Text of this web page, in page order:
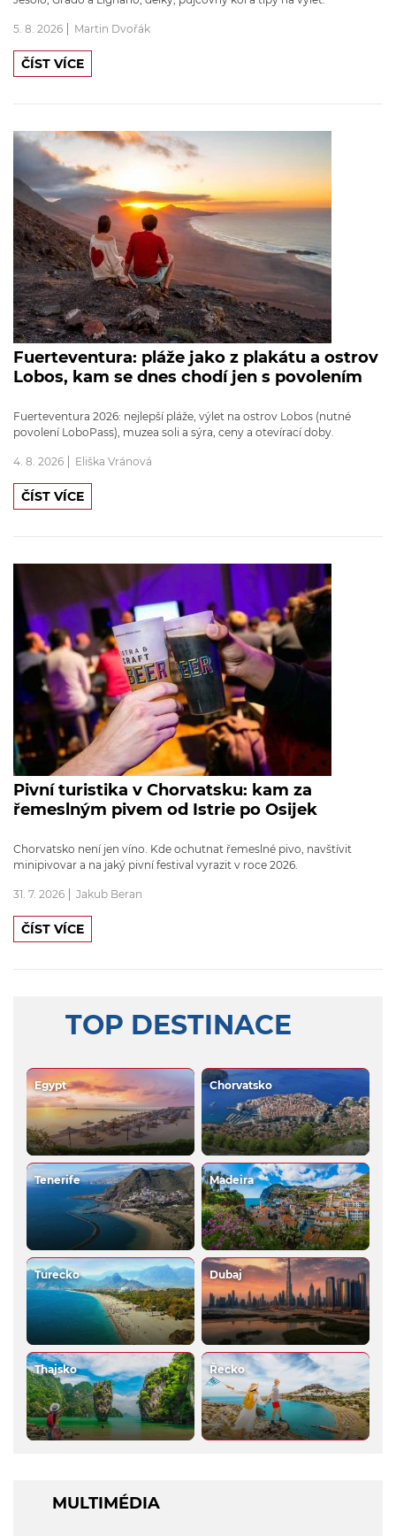
5. 8. 2026 Martin Dvořák
ČÍST VÍCE
Fuerteventura: pláže jako z plakátu a ostrov
Lobos, kam se dnes chodí jen s povolením
Fuerteventura 2026: nejlepší pláže, výlet na ostrov Lobos (nutné
povolení LoboPass), muzea soli a sýra, ceny a otevírací doby.
4. 8. 2026 Eliška Vránová
ČÍST VÍCE
Pivní turistika v Chorvatsku: kam za
řemeslným pivem od Istrie po Osijek
Chorvatsko není jen víno. Kde ochutnat řemeslné pivo, navštívit
minipivovar a na jaký pivní festival vyrazit v roce 2026.
31. 7. 2026 Jakub Beran
ČÍST VÍCE
TOP DESTINACE
Egypt Chorvatsko
Tenerife Madeira
Turecko Dubaj
Thajsko Řecko
MULTIMÉDIA